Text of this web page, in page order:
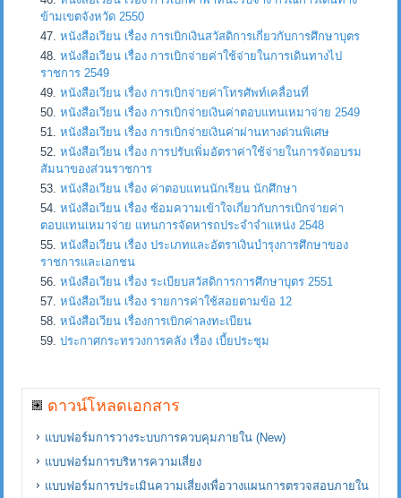
ข้ามเขตจังหวัด 2550
หนังสือเวียน เรื่อง การเบิกเงินสวัสดิการเกี่ยวกับการศึกษาบุตร
หนังสือเวียน เรื่อง การเบิกจ่ายค่าใช้จ่ายในการเดินทางไป
ราชการ 2549
หนังสือเวียน เรื่อง การเบิกจ่ายค่าโทรศัพท์เคลื่อนที่
หนังสือเวียน เรื่อง การเบิกจ่ายเงินค่าตอบแทนเหมาจ่าย 2549
หนังสือเวียน เรื่อง การเบิกจ่ายเงินค่าผ่านทางด่วนพิเศษ
หนังสือเวียน เรื่อง การปรับเพิ่มอัตราค่าใช้จ่ายในการจัดอบรม
สัมนาของส่วนราชการ
หนังสือเวียน เรื่อง ค่าตอบแทนนักเรียน นักศึกษา
หนังสือเวียน เรื่อง ซ้อมความเข้าใจเกี่ยวกับการเบิกจ่ายค่า
ตอบแทนเหมาจ่าย แทนการจัดหารถประจำจำแหน่ง 2548
หนังสือเวียน เรื่อง ประเภทและอัตราเงินบำรุงการศึกษาของ
ราชการและเอกชน
หนังสือเวียน เรื่อง ระเบียบสวัสดิการการศึกษาบุตร 2551
หนังสือเวียน เรื่อง รายการค่าใช้สอยตามข้อ 12
หนังสือเวียน เรื่องการเบิกค่าลงทะเบียน
ประกาศกระทรวงการคลัง เรื่อง เบี้ยประชุม
ดาวน์โหลดเอกสาร
แบบฟอร์มการวางระบบการควบคุมภายใน (New)
แบบฟอร์มการบริหารความเสี่ยง
แบบฟอร์มการประเมินความเสี่ยงเพื่อวางแผนการตรวจสอบภายใน